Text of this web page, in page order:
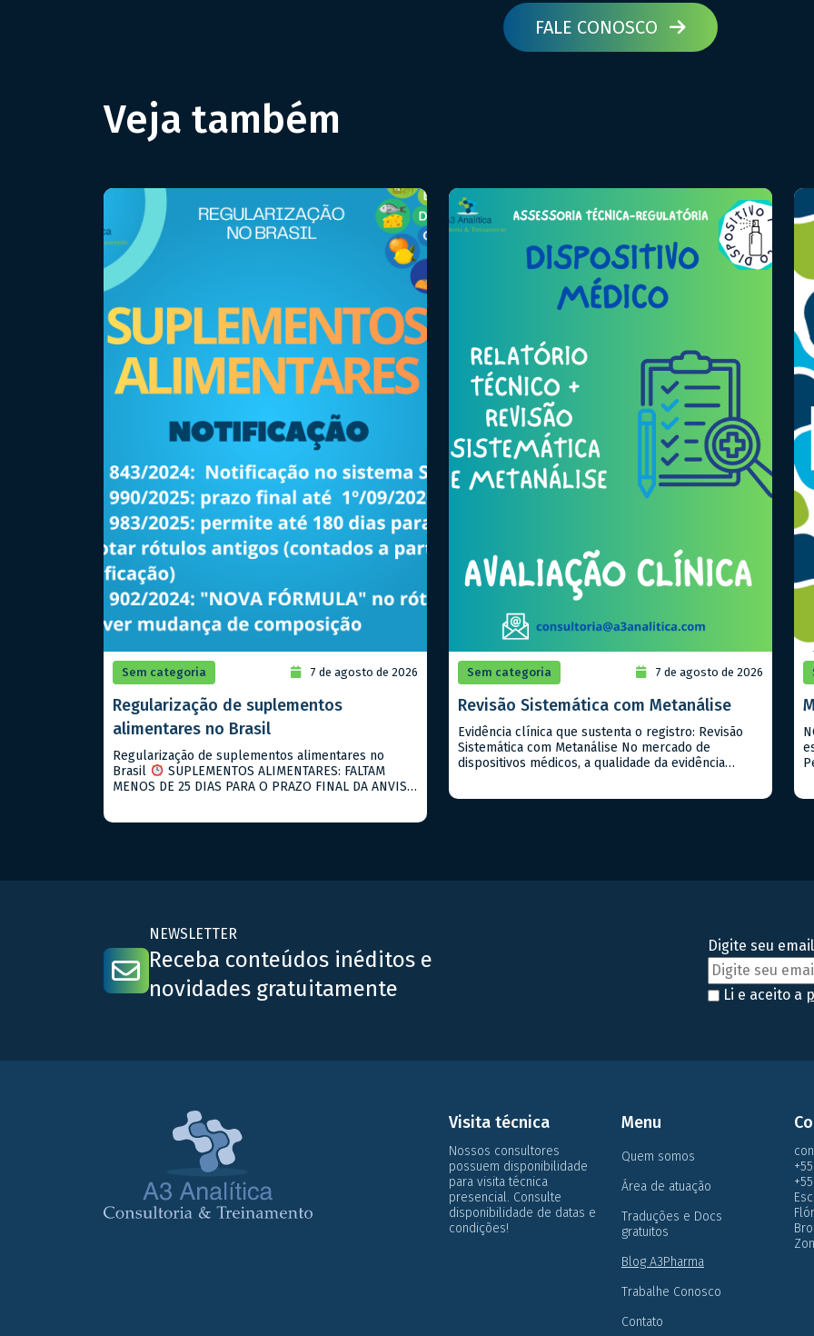
FALE CONOSCO
Veja também
Sem categoria 7 de agosto de 2026
Regularização de suplementos
alimentares no Brasil
Regularização de suplementos alimentares no
Brasil
SUPLEMENTOS ALIMENTARES: FALTAM
MENOS DE 25 DIAS PARA O PRAZO FINAL DA ANVISA
Sem categoria 7 de agosto de 2026
Revisão Sistemática com Metanálise
Evidência clínica que sustenta o registro: Revisão
Sistemática com Metanálise No mercado de
dispositivos médicos, a qualidade da evidência
NEWSLETTER
Receba conteúdos inéditos e
novidades gratuitamente
Digite seu email
Li e aceito a
Visita técnica
Nossos consultores
possuem disponibilidade
para visita técnica
presencial. Consulte
disponibilidade de datas e
condições!
Menu
Quem somos
Área de atuação
Traduções e Docs
gratuitos
Blog A3Pharma
Trabalhe Conosco
Contato